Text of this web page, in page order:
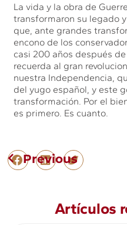
La vida y la obra de
transformaron su legado
que, ante grandes
encono de los
casi 200 años después
recuerda al gran
nuestra Independencia,
del yugo español, y este
transformación. Por el
es primero. Es cuanto.
Previous
Artículos